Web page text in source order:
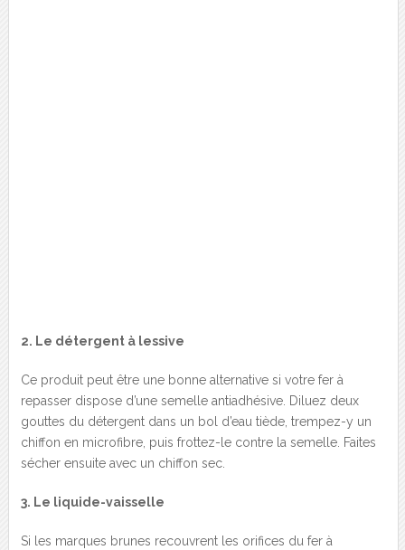
2. Le détergent à lessive
Ce produit peut être une bonne alternative si votre fer à
repasser dispose d’une semelle antiadhésive. Diluez deux
gouttes du détergent dans un bol d’eau tiède, trempez-y un
chiffon en microfibre, puis frottez-le contre la semelle. Faites
sécher ensuite avec un chiffon sec.
3. Le liquide-vaisselle
Si les marques brunes recouvrent les orifices du fer à